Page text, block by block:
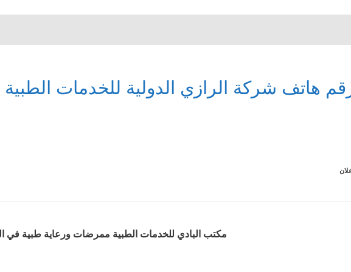
هاتف شركة الرازي الدولية للخدمات الطبية
مكتب البادي للخدمات الطبية ممرضات ورعاية طبية في